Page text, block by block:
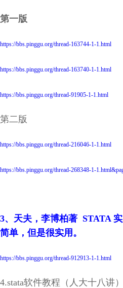
第一版
https://bbs.pinggu.org/thread-163744-1-1.html
https://bbs.pinggu.org/thread-163740-1-1.html
https://bbs.pinggu.org/thread-91905-1-1.html
第二版
https://bbs.pinggu.org/thread-216046-1-1.html
https://bbs.pinggu.org/thread-268348-1-
3、天夫，李博柏著 STATA
简单，但是很实用。
https://bbs.pinggu.org/thread-912913-1-1.html
4.stata软件教程（人大十八讲）